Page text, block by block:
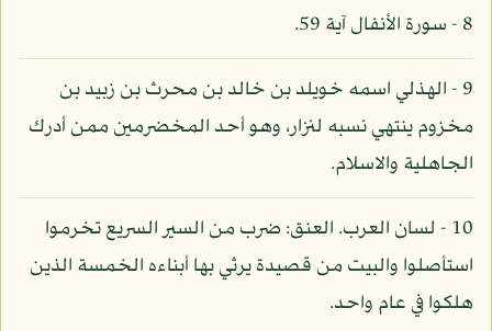
8 - سورة الأنفال آية 59.
9 - الهذلي اسمه خويلد بن خالد بن محرث بن زبيد بن
مخزوم ينتهي نسبه لنزار، وهو أحد المخضرمين ممن أدرك
الجاهلية والاسلام.
10 - لسان العرب. العنق: ضرب من السير السريع تخرموا
استأصلوا والبيت من قصيدة يرثي بها أبناءه الخمسة الذين
هلكوا في عام واحد.